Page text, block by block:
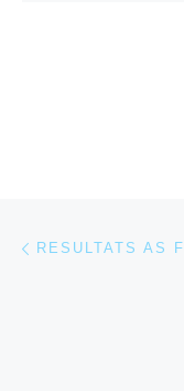
Parcourir
RESULTATS AS